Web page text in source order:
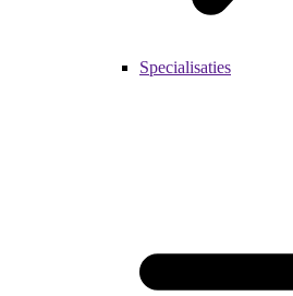
Specialisaties